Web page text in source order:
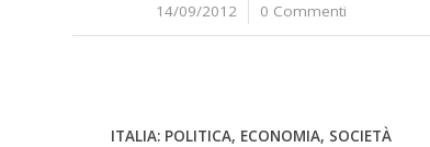
14/09/2012
/ 0 Commenti
ITALIA: POLITICA, ECONOMIA, SOCIETÀ